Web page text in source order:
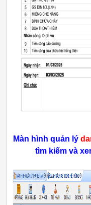
Màn hình quản lý
tìm kiếm và